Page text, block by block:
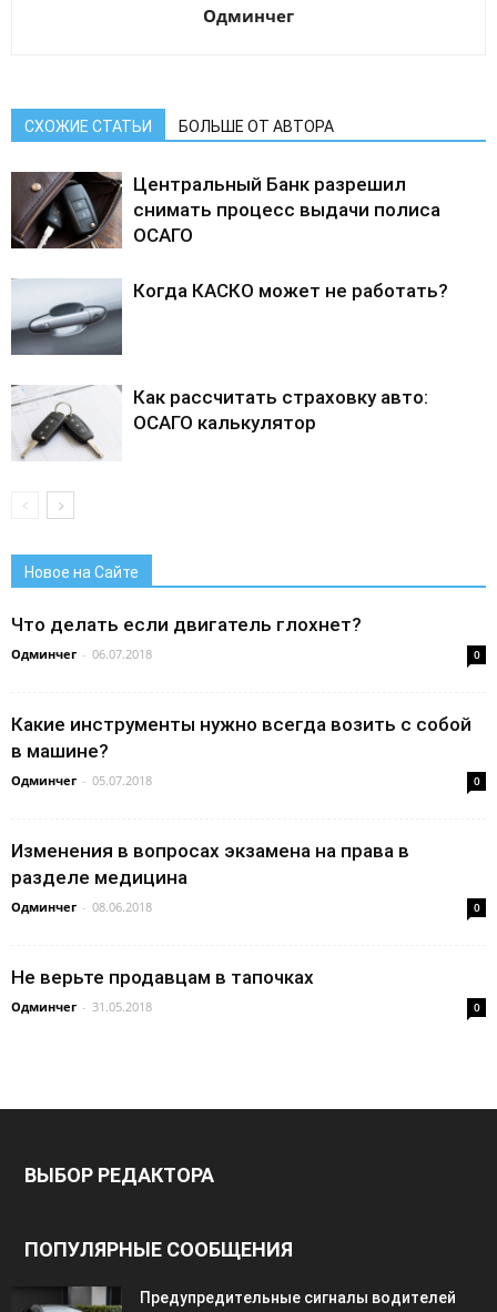
Одминчег
СХОЖИЕ СТАТЬИ БОЛЬШЕ ОТ АВТОРА
Центральный Банк разрешил
снимать процесс выдачи полиса
ОСАГО
Когда КАСКО может не работать?
Как рассчитать страховку авто:
ОСАГО калькулятор
Новое на Сайте
Что делать если двигатель глохнет?
Одминчег - 06.07.2018 0
Какие инструменты нужно всегда возить с собой
в машине?
Одминчег - 05.07.2018 0
Изменения в вопросах экзамена на права в
разделе медицина
Одминчег - 08.06.2018 0
Не верьте продавцам в тапочках
Одминчег - 31.05.2018 0
ВЫБОР РЕДАКТОРА
ПОПУЛЯРНЫЕ СООБЩЕНИЯ
Предупредительные сигналы водителей